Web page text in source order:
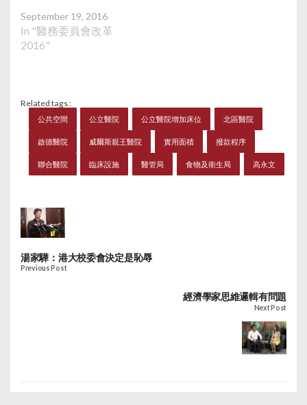
又指，即使本年度增加
50個醫科生名額，該批
學生仍然到6年後才畢
滿足市民服務需求，當
局又會介入調停私院與
公院的人手競爭，私院
吸收人力。 他又提到
《施政報告》公布的公
立醫院未來十年發展藍
建設滯後，藍圖因此非
常重要。他表示，計劃
已獲得預留一筆超過
2000億元搬款，令醫管
局可更有條理及具前瞻
September 19, 2016
In "醫務委員會改革
2016"
Related tags :
公共空間 公立醫院 公立醫院增加床位 北區醫院
啟德醫院 威爾斯親王醫院 實用面積 撥款程序
聯合醫院 臨床設施 醫管局 食物及衛生局 高永文
湯家驊：港大校委會決定是恥辱
Previous Post
經濟學家思維邏輯有問題
Next Post